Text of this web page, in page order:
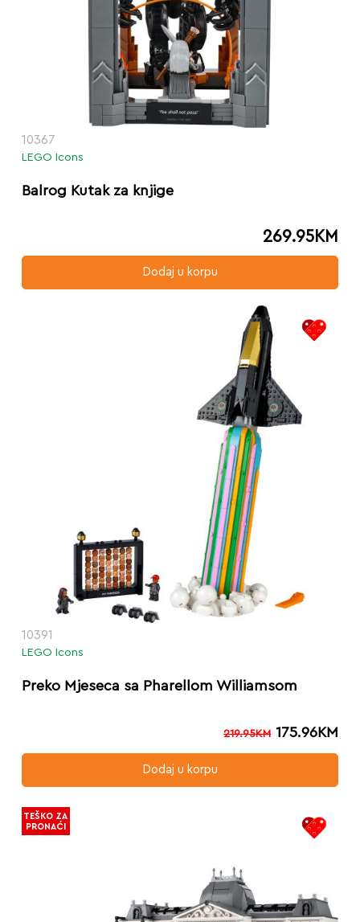
10367
LEGO Icons
Balrog Kutak za knjige
269.95KM
Dodaj u korpu
10391
LEGO Icons
Preko Mjeseca sa Pharellom Williamsom
219.95KM 175.96KM
Dodaj u korpu
TEŠKO ZA
PRONAĆI